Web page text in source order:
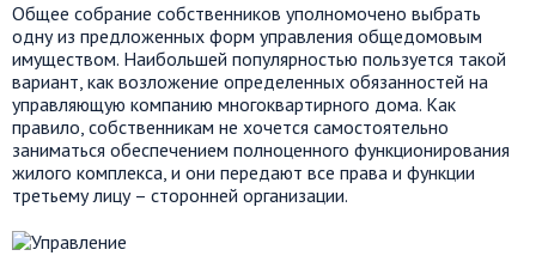
Общее собрание собственников уполномочено выбрать
одну из предложенных форм управления общедомовым
имуществом. Наибольшей популярностью пользуется такой
вариант, как возложение определенных обязанностей на
управляющую компанию многоквартирного дома. Как
правило, собственникам не хочется самостоятельно
заниматься обеспечением полноценного функционирования
жилого комплекса, и они передают все права и функции
третьему лицу – сторонней организации.